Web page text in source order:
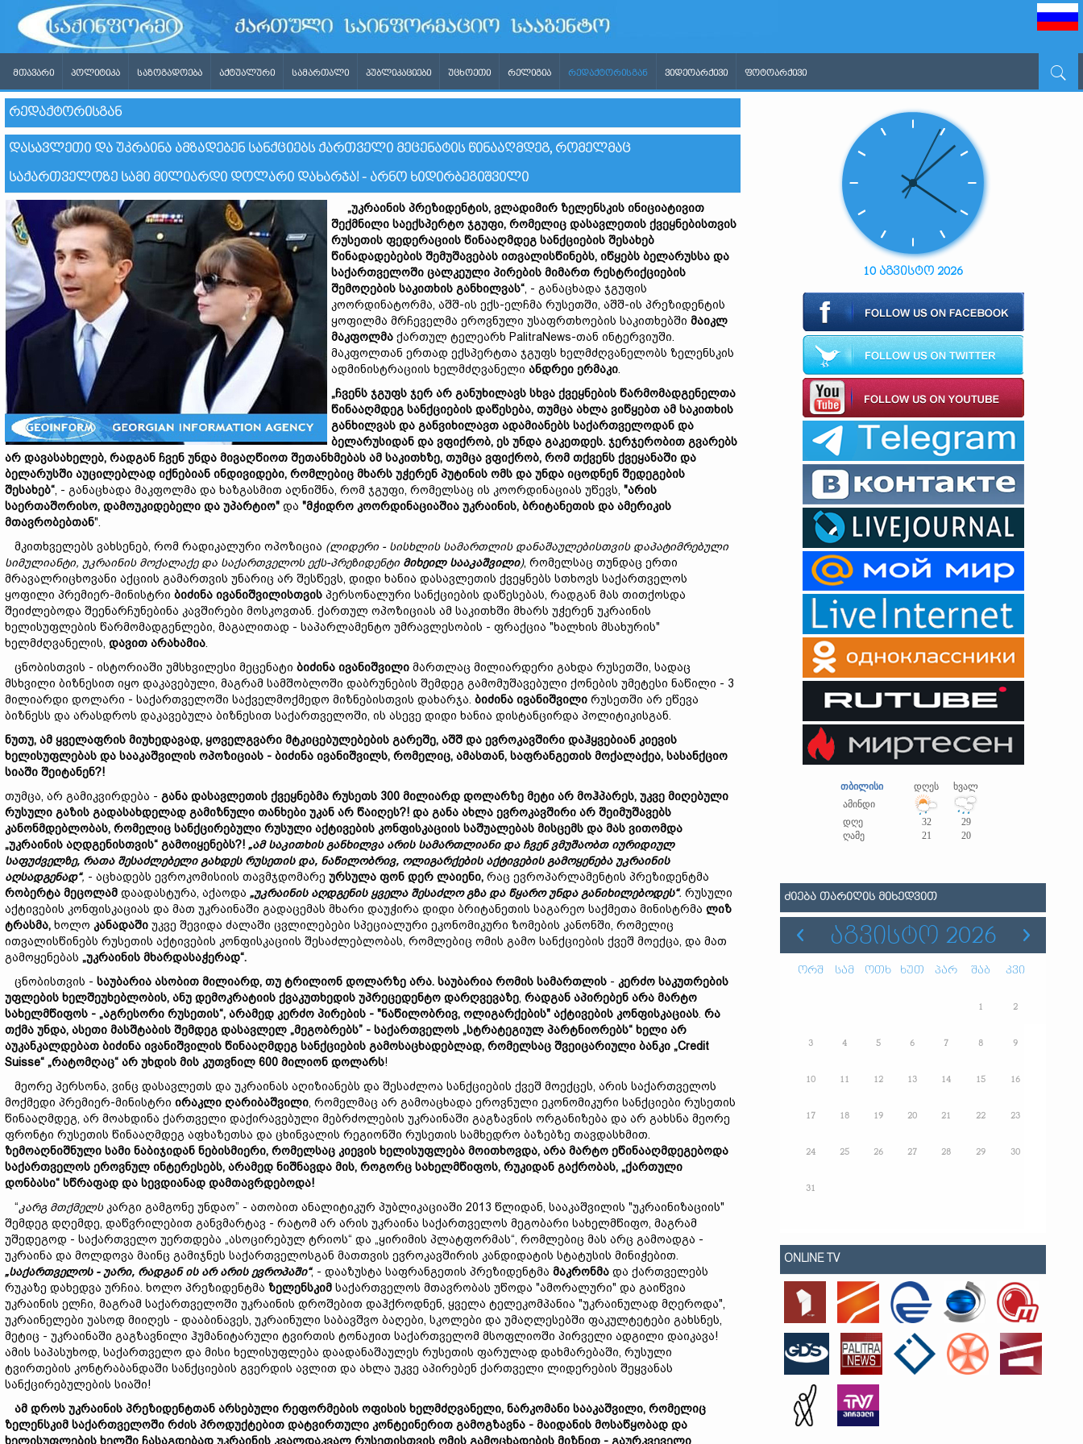
ᲛᲗᲐᲕᲐᲠᲘ ᲞᲝᲚᲘᲢᲘᲙᲐ ᲡᲐᲖᲝᲒᲐᲓᲝᲔᲑᲐ ᲐᲥᲢᲣᲐᲚᲣᲠᲘ ᲡᲐᲛᲐᲠᲗᲐᲚᲘ ᲞᲣᲑᲚᲘᲙᲐᲪᲘᲔᲑᲘ ᲣᲪᲮᲝᲔᲗᲘ ᲠᲔᲚᲘᲒᲘᲐ ᲠᲔᲓᲐᲥᲢᲝᲠᲘᲡᲒᲐᲜ ᲕᲘᲓᲔᲝᲐᲠᲥᲘᲕᲘ ᲤᲝᲢᲝᲐᲠᲥᲘᲕᲘ
ᲠᲔᲓᲐᲥᲢᲝᲠᲘᲡᲒᲐᲜ
ᲓᲐᲡᲐᲕᲚᲔᲗᲘ ᲓᲐ ᲣᲙᲠᲐᲘᲜᲐ ᲐᲛᲖᲐᲓᲔᲑᲔᲜ ᲡᲐᲜᲥᲪᲘᲔᲑᲡ ᲥᲐᲠᲗᲕᲔᲚᲘ ᲛᲔᲪᲔᲜᲐᲢᲘᲡ ᲬᲘᲜᲐᲐᲦᲛᲓᲔᲒ, ᲠᲝᲛᲔᲚᲛᲐᲪ
ᲡᲐᲥᲐᲠᲗᲕᲔᲚᲝᲖᲔ ᲡᲐᲛᲘ ᲛᲘᲚᲘᲐᲠᲓᲘ ᲓᲝᲚᲐᲠᲘ ᲓᲐᲮᲐᲠᲯᲐ! - ᲐᲠᲜᲝ ᲮᲘᲓᲘᲠᲑᲔᲒᲘᲨᲕᲘᲚᲘ
„უკრაინის პრეზიდენტის, ვლადიმირ ზელენსკის ინიციატივით
შექმნილი საექსპერტო ჯგუფი, რომელიც დასავლეთის ქვეყნებისთვის
რუსეთის ფედერაციის წინააღმდეგ სანქციების შესახებ
წინადადებების შემუშავებას ითვალისწინებს, იწყებს ბელარუსსა და
საქართველოში ცალკეული პირების მიმართ რესტრიქციების
შემოღების საკითხის განხილვას“, - განაცხადა ჯგუფის
კოორდინატორმა, აშშ-ის ექს-ელჩმა რუსეთში, აშშ-ის პრეზიდენტის
ყოფილმა მრჩეველმა ეროვნული უსაფრთხოების საკითხებში მაიკლ
მაკფოლმა ქართულ ტელეარხ PalitraNews-თან ინტერვიუში.
მაკფოლთან ერთად ექსპერტთა ჯგუფს ხელმძღვანელობს ზელენსკის
ადმინისტრაციის ხელმძღვანელი ანდრეი ერმაკი.
„ჩვენს ჯგუფს ჯერ არ განუხილავს სხვა ქვეყნების წარმომადგენელთა
წინააღმდეგ სანქციების დაწესება, თუმცა ახლა ვიწყებთ ამ საკითხის
განხილვას და განვიხილავთ ადამიანებს საქართველოდან და
ბელარუსიდან და ვფიქრობ, ეს უნდა გაკეთდეს. ჯერჯერობით გვარებს
არ დავასახელებ, რადგან ჩვენ უნდა მივაღწიოთ შეთანხმებას ამ საკითხზე, თუმცა ვფიქრობ, რომ თქვენს ქვეყანაში და
ბელარუსში აუცილებლად იქნებიან ინდივიდები, რომლებიც მხარს უჭერენ პუტინის ომს და უნდა იცოდნენ შედეგების
შესახებ“, - განაცხადა მაკფოლმა და ხაზგასმით აღნიშნა, რომ ჯგუფი, რომელსაც ის კოორდინაციას უწევს, "არის
საერთაშორისო, დამოუკიდებელი და უპარტიო" და "მჭიდრო კოორდინაციაშია უკრაინის, ბრიტანეთის და ამერიკის
მთავრობებთან".
მკითხველებს ვახსენებ, რომ რადიკალური ოპოზიცია (ლიდერი - სისხლის სამართლის დანაშაულებისთვის დაპატიმრებული
სიმულიანტი, უკრაინის მოქალაქე და საქართველოს ექს-პრეზიდენტი მიხეილ სააკაშვილი), რომელსაც თუნდაც ერთი
მრავალრიცხოვანი აქციის გამართვის უნარიც არ შესწევს, დიდი ხანია დასავლეთის ქვეყნებს სთხოვს საქართველოს
ყოფილი პრემიერ-მინისტრი ბიძინა ივანიშვილისთვის პერსონალური სანქციების დაწესებას, რადგან მას თითქოსდა
შეიძლებოდა შეენარჩუნებინა კავშირები მოსკოვთან. ქართულ ოპოზიციას ამ საკითხში მხარს უჭერენ უკრაინის
ხელისუფლების წარმომადგენლები, მაგალითად - საპარლამენტო უმრავლესობის - ფრაქცია "ხალხის მსახურის"
ხელმძღვანელის, დავით არახამია.
ცნობისთვის - ისტორიაში უმსხვილესი მეცენატი ბიძინა ივანიშვილი მართლაც მილიარდერი გახდა რუსეთში, სადაც
მსხვილი ბიზნესით იყო დაკავებული, მაგრამ სამშობლოში დაბრუნების შემდეგ გამომუშავებული ქონების უმეტესი ნაწილი - 3
მილიარდი დოლარი - საქართველოში საქველმოქმედო მიზნებისთვის დახარჯა. ბიძინა ივანიშვილი რუსეთში არ ეწევა
ბიზნესს და არასდროს დაკავებულა ბიზნესით საქართველოში, ის ასევე დიდი ხანია დისტანცირდა პოლიტიკისგან.
ნუთუ, ამ ყველაფრის მიუხედავად, ყოველგვარი მტკიცებულებების გარეშე, აშშ და ევროკავშირი დაჰყვებიან კიევის
ხელისუფლებას და სააკაშვილის ოპოზიციას - ბიძინა ივანიშვილს, რომელიც, ამასთან, საფრანგეთის მოქალაქეა, სასანქციო
სიაში შეიტანენ?!
თუმცა, არ გამიკვირდება - განა დასავლეთის ქვეყნებმა რუსეთს 300 მილიარდ დოლარზე მეტი არ მოჰპარეს, უკვე მიღებული
რუსული გაზის გადასახდელად გამიზნული თანხები უკან არ წაიღეს?! და განა ახლა ევროკავშირი არ შეიმუშავებს
კანონმდებლობას, რომელიც სანქცირებული რუსული აქტივების კონფისკაციის საშუალებას მისცემს და მას ვითომდა
„უკრაინის აღდგენისთვის“ გამოიყენებს?! „ამ საკითხის განხილვა არის სამართლიანი და ჩვენვმუშაობთ იურიდიულ
საფუძველზე, რათა შესაძლებელიგახდეს რუსეთის და, ნაწილობრივ, ოლიგარქების აქტივებისგამოყენება უკრაინის
აღსადგენად“, - აცხადებს ევროკომისიის თავმჯდომარე ურსულა ფონ დერ ლაიენი, რაც ევროპარლამენტის პრეზიდენტმა
რობერტა მეცოლამ დაადასტურა, აქაოდა „უკრაინის აღდგენის ყველა შესაძლოგზა და წყაროუნდაგანიხილებოდეს“. რუსული
აქტივების კონფისკაციას და მათ უკრაინაში გადაცემას მხარი დაუჭირა დიდი ბრიტანეთის საგარეო საქმეთა მინისტრმა ლიზ
ტრასმა, ხოლო კანადაში უკვე შევიდა ძალაში ცვლილებები სპეციალური ეკონომიკური ზომების კანონში, რომელიც
ითვალისწინებს რუსეთის აქტივების კონფისკაციის შესაძლებლობას, რომლებიც ომის გამო სანქციების ქვეშ მოექცა, და მათ
გამოყენებას „უკრაინის მხარდასაჭერად“.
ცნობისთვის - საუბარია ასობით მილიარდ, თუ ტრილიონ დოლარზე არა. საუბარია რომის სამართლის - კერძო საკუთრების
უფლების ხელშეუხებლობის, ანუ დემოკრატიის ქვაკუთხედის უპრეცედენტო დარღვევაზე, რადგან აპირებენ არა მარტო
სახელმწიფოს - „აგრესორი რუსეთის“, არამედ კერძო პირების - "ნაწილობრივ, ოლიგარქების" აქტივების კონფისკაციას. რა
თქმა უნდა, ასეთი მასშტაბის შემდეგ დასავლელ „მეგობრებს” - საქართველოს „სტრატეგიულ პარტნიორებს“ ხელი არ
აუკანკალდებათ ბიძინა ივანიშვილის წინააღმდეგ სანქციების გამოსაცხადებლად, რომელსაც შვეიცარიული ბანკი „Credit
Suisse“ „რატომღაც“ არ უხდის მის კუთვნილ 600 მილიონ დოლარს!
მეორე პერსონა, ვინც დასავლეთს და უკრაინას აღიზიანებს და შესაძლოა სანქციების ქვეშ მოექცეს, არის საქართველოს
მოქმედი პრემიერ-მინისტრი ირაკლი ღარიბაშვილი, რომელმაც არ გამოაცხადა ეროვნული ეკონომიკური სანქციები რუსეთის
წინააღმდეგ, არ მოახდინა ქართველი დაქირავებული მებრძოლების უკრაინაში გაგზავნის ორგანიზება და არ გახსნა მეორე
ფრონტი რუსეთის წინააღმდეგ აფხაზეთსა და ცხინვალის რეგიონში რუსეთის სამხედრო ბაზებზე თავდასხმით.
ზემოაღნიშნული სამი ნაბიჯიდან ნებისმიერი, რომელსაც კიევის ხელისუფლება მოითხოვდა, არა მარტო ეწინააღმდეგებოდა
საქართველოს ეროვნულ ინტერესებს, არამედ ნიშნავდა მის, როგორც სახელმწიფოს, რუკიდან გაქრობას, „ქართული
დონბასი“ სწრაფად და სევდიანად დამთავრდებოდა!
“კარგ მთქმელსკარგი გამგონე უნდაო” - ათობით ანალიტიკურ პუბლიკაციაში 2013 წლიდან, სააკაშვილის "უკრაინიზაციის"
შემდეგ დღემდე, დაწვრილებით განვმარტავ - რატომ არ არის უკრაინა საქართველოს მეგობარი სახელმწიფო, მაგრამ
უშედეგოდ - საქართველო უერთდება „ასოცირებულ ტრიოს“ და „ყირიმის პლატფორმას“, რომლებიც მას არც გამოადგა -
უკრაინა და მოლდოვა მაინც გამიჯნეს საქართველოსგან მათთვის ევროკავშირის კანდიდატის სტატუსის მინიჭებით.
„საქართველოს - უარი, რადგანისარ არის ევროპაში“, - დააზუსტა საფრანგეთის პრეზიდენტმა მაკრონმა და ქართველებს
რუკაზე დახედვა ურჩია. ხოლო პრეზიდენტმა ზელენსკიმ საქართველოს მთავრობას უწოდა "ამორალური" და გაიწვია
უკრაინის ელჩი, მაგრამ საქართველოში უკრაინის დროშებით დაჰქროდნენ, ყველა ტელეკომპანია "უკრაინულად მღეროდა",
უკრაინელები უასოდ მიიღეს - დააბინავეს, უკრაინული საბავშვო ბაღები, სკოლები და უმაღლესებში ფაკულტეტები გახსნეს,
მეტიც - უკრაინაში გაგზავნილი ჰუმანიტარული ტვირთის ტონაჟით საქართველომ მსოფლიოში პირველი ადგილი დაიკავა!
ამის საპასუხოდ, საქართველო და მისი ხელისუფლება დაადანაშაულეს რუსეთის ფარულად დახმარებაში, რუსული
ტვირთების კონტრაბანდაში სანქციების გვერდის ავლით და ახლა უკვე აპირებენ ქართველი ლიდერების შეყვანას
სანქცირებულების სიაში!
ამ დროს უკრაინის პრეზიდენტთან არსებული რეფორმების ოფისის ხელმძღვანელი, ნარკომანი სააკაშვილი, რომელიც
ზელენსკიმ საქართველოში რძის პროდუქტებით დატვირთული კონტეინერით გამოგზავნა - მაიდანის მოსაწყობად და
ხელისუფლების ხელში ჩასაგდებად უკრაინის კვალდაკვალ რუსეთისთვის ომის გამოცხადების მიზნით - გაურკვეველი
10 აგვისტო 2026
თბილისი დღეს
ხვალ
ამინდი
დღე
32
29
ღამე
21 20
ᲫᲘᲔᲑᲐ ᲗᲐᲠᲘᲦᲘᲡ ᲛᲘᲮᲔᲓᲕᲘᲗ
ᲐᲒᲕᲘᲡᲢᲝ 2026
ორშ სამ ოთხ ხუთ პარ შაბ კვი
1 2
3 4 5 6 7 8 9
10 11 12 13 14 15 16
17 18 19 20 21 22 23
24 25 26 27 28 29 30
31
ONLINE TV